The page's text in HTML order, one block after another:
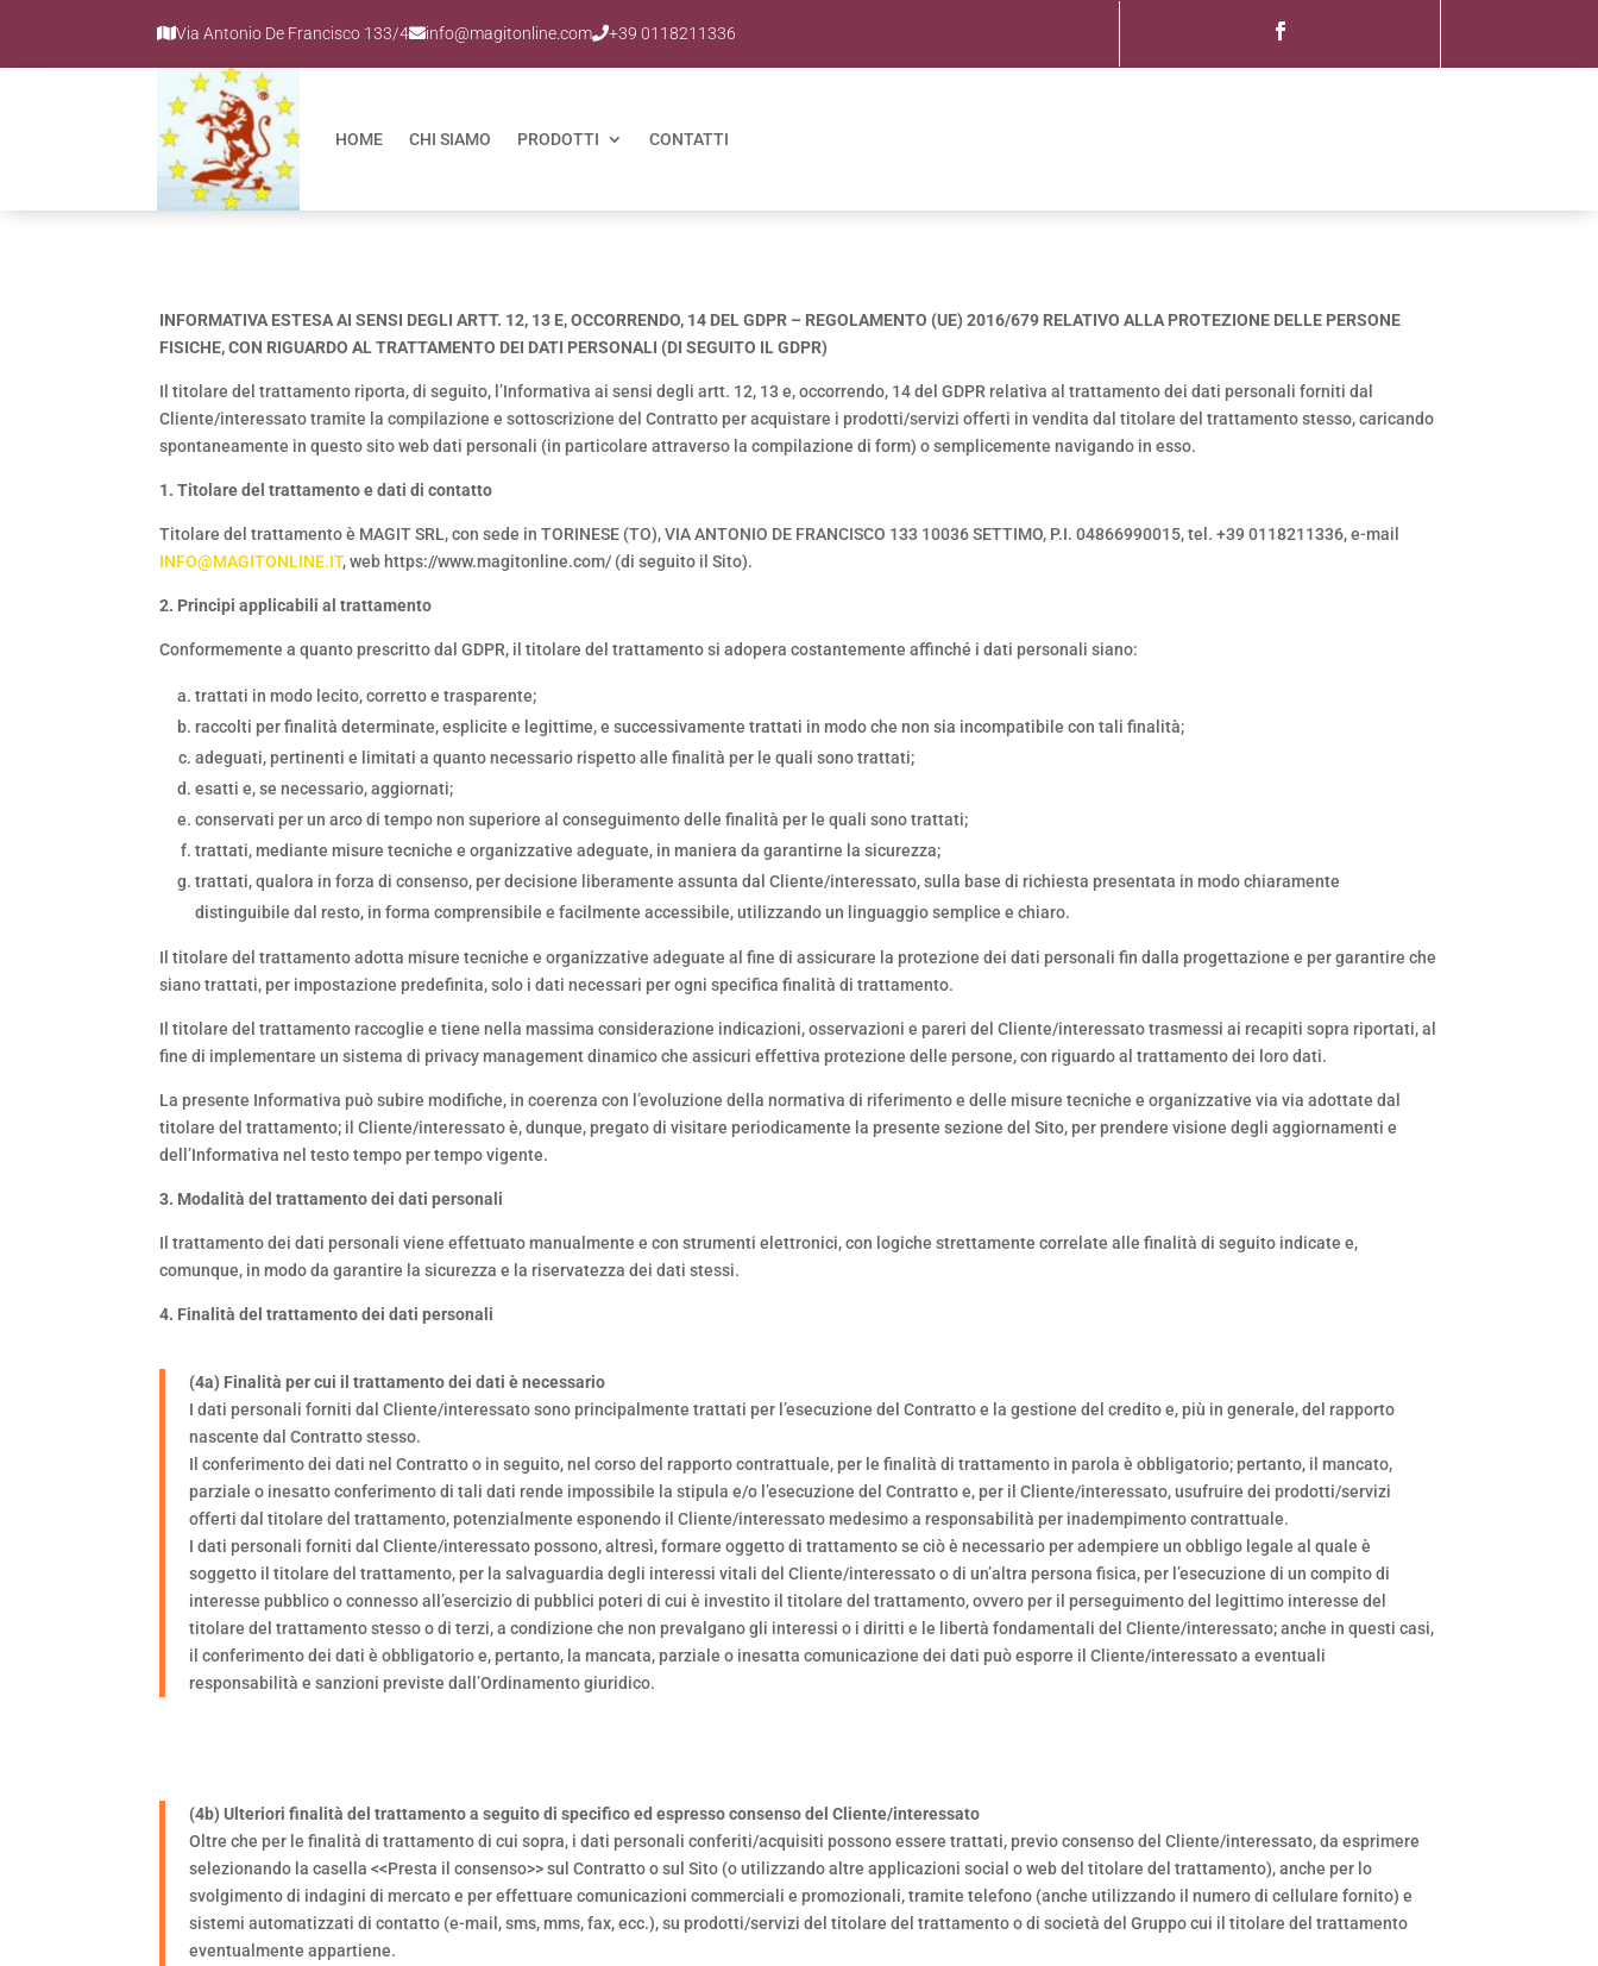
Via Antonio De Francisco 133/4 info@magitonline.com +39 0118211336
HOME CHI SIAMO PRODOTTI CONTATTI
INFORMATIVA ESTESA AI SENSI DEGLI ARTT. 12, 13 E, OCCORRENDO, 14 DEL GDPR – REGOLAMENTO (UE) 2016/679 RELATIVO ALLA PROTEZIONE DELLE PERSONE
FISICHE, CON RIGUARDO AL TRATTAMENTO DEI DATI PERSONALI (DI SEGUITO IL GDPR)
Il titolare del trattamento riporta, di seguito, l’Informativa ai sensi degli artt. 12, 13 e, occorrendo, 14 del GDPR relativa al trattamento dei dati personali forniti dal
Cliente/interessato tramite la compilazione e sottoscrizione del Contratto per acquistare i prodotti/servizi offerti in vendita dal titolare del trattamento stesso, caricando
spontaneamente in questo sito web dati personali (in particolare attraverso la compilazione di form) o semplicemente navigando in esso.
1. Titolare del trattamento e dati di contatto
Titolare del trattamento è MAGIT SRL, con sede inTORINESE (TO),VIA ANTONIO DE FRANCISCO 133 10036 SETTIMO, P.I.04866990015, tel.+39 0118211336, e-mail
INFO@MAGITONLINE.IT, web https://www.magitonline.com/ (di seguito il Sito).
2. Principi applicabili al trattamento
Conformemente a quanto prescritto dal GDPR, il titolare del trattamento si adopera costantemente affinché i dati personali siano:
trattati in modo lecito, corretto e trasparente;
raccolti per finalità determinate, esplicite e legittime, e successivamente trattati in modo che non sia incompatibile con tali finalità;
adeguati, pertinenti e limitati a quanto necessario rispetto alle finalità per le quali sono trattati;
esatti e, se necessario, aggiornati;
conservati per un arco di tempo non superiore al conseguimento delle finalità per le quali sono trattati;
trattati, mediante misure tecniche e organizzative adeguate, in maniera da garantirne la sicurezza;
trattati, qualora in forza di consenso, per decisione liberamente assunta dal Cliente/interessato, sulla base di richiesta presentata in modo chiaramente
distinguibile dal resto, in forma comprensibile e facilmente accessibile, utilizzando un linguaggio semplice e chiaro.
Il titolare del trattamento adotta misure tecniche e organizzative adeguate al fine di assicurare la protezione dei dati personali fin dalla progettazione e per garantire che
siano trattati, per impostazione predefinita, solo i dati necessari per ogni specifica finalità di trattamento.
Il titolare del trattamento raccoglie e tiene nella massima considerazione indicazioni, osservazioni e pareri del Cliente/interessato trasmessi ai recapiti sopra riportati, al
fine di implementare un sistema di privacy management dinamico che assicuri effettiva protezione delle persone, con riguardo al trattamento dei loro dati.
La presente Informativa può subire modifiche, in coerenza con l’evoluzione della normativa di riferimento e delle misure tecniche e organizzative via via adottate dal
titolare del trattamento; il Cliente/interessato è, dunque, pregato di visitare periodicamente la presente sezione del Sito, per prendere visione degli aggiornamenti e
dell’Informativa nel testo tempo per tempo vigente.
3. Modalità del trattamento dei dati personali
Il trattamento dei dati personali viene effettuato manualmente e con strumenti elettronici, con logiche strettamente correlate alle finalità di seguito indicate e,
comunque, in modo da garantire la sicurezza e la riservatezza dei dati stessi.
4. Finalità del trattamento dei dati personali
(4a) Finalità per cui il trattamento dei dati è necessario
I dati personali forniti dal Cliente/interessato sono principalmente trattati per l’esecuzione del Contratto e la gestione del credito e, più in generale, del rapporto
nascente dal Contratto stesso.
Il conferimento dei dati nel Contratto o in seguito, nel corso del rapporto contrattuale, per le finalità di trattamento in parola è obbligatorio; pertanto, il mancato,
parziale o inesatto conferimento di tali dati rende impossibile la stipula e/o l’esecuzione del Contratto e, per il Cliente/interessato, usufruire dei prodotti/servizi
offerti dal titolare del trattamento, potenzialmente esponendo il Cliente/interessato medesimo a responsabilità per inadempimento contrattuale.
I dati personali forniti dal Cliente/interessato possono, altresì, formare oggetto di trattamento se ciò è necessario per adempiere un obbligo legale al quale è
soggetto il titolare del trattamento, per la salvaguardia degli interessi vitali del Cliente/interessato o di un’altra persona fisica, per l’esecuzione di un compito di
interesse pubblico o connesso all’esercizio di pubblici poteri di cui è investito il titolare del trattamento, ovvero per il perseguimento del legittimo interesse del
titolare del trattamento stesso o di terzi, a condizione che non prevalgano gli interessi o i diritti e le libertà fondamentali del Cliente/interessato; anche in questi casi,
il conferimento dei dati è obbligatorio e, pertanto, la mancata, parziale o inesatta comunicazione dei dati può esporre il Cliente/interessato a eventuali
responsabilità e sanzioni previste dall’Ordinamento giuridico.
(4b) Ulteriori finalità del trattamento a seguito di specifico ed espresso consenso del Cliente/interessato
Oltre che per le finalità di trattamento di cui sopra, i dati personali conferiti/acquisiti possono essere trattati, previo consenso del Cliente/interessato, da esprimere
selezionando la casella <<Presta il consenso>> sul Contratto o sul Sito (o utilizzando altre applicazioni social o web del titolare del trattamento), anche per lo
svolgimento di indagini di mercato e per effettuare comunicazioni commerciali e promozionali, tramite telefono (anche utilizzando il numero di cellulare fornito) e
sistemi automatizzati di contatto (e-mail, sms, mms, fax, ecc.), su prodotti/servizi del titolare del trattamento o di società del Gruppo cui il titolare del trattamento
eventualmente appartiene.